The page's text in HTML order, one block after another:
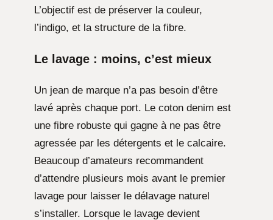
L’objectif est de préserver la couleur,
l’indigo, et la structure de la fibre.
Le lavage : moins, c’est mieux
Un jean de marque n’a pas besoin d’être
lavé après chaque port. Le coton denim est
une fibre robuste qui gagne à ne pas être
agressée par les détergents et le calcaire.
Beaucoup d’amateurs recommandent
d’attendre plusieurs mois avant le premier
lavage pour laisser le délavage naturel
s’installer. Lorsque le lavage devient